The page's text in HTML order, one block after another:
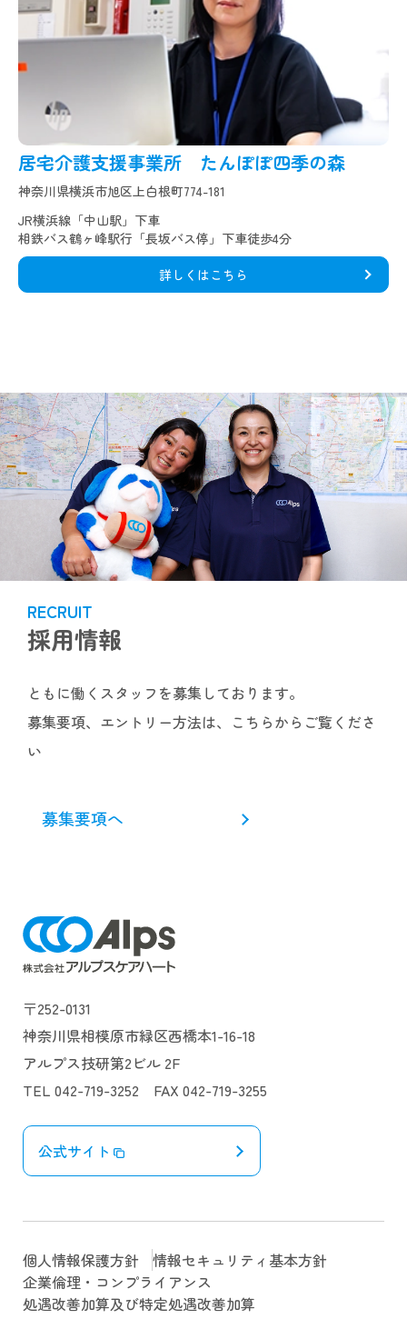
居宅介護支援事業所 たんぽぽ四季の森
神奈川県横浜市旭区上白根町774-181
JR横浜線「中山駅」下車
相鉄バス鶴ヶ峰駅行「長坂バス停」下車徒歩4分
詳しくはこちら
RECRUIT
採用情報
ともに働くスタッフを募集しております。
募集要項、エントリー方法は、こちらからご覧くださ
い
募集要項へ
〒252-0131
神奈川県相模原市緑区西橋本1-16-18
アルプス技研第2ビル 2F
TEL 042-719-3252 FAX 042-719-3255
公式サイト
個人情報保護方針
情報セキュリティ基本方針
企業倫理・コンプライアンス
処遇改善加算及び特定処遇改善加算